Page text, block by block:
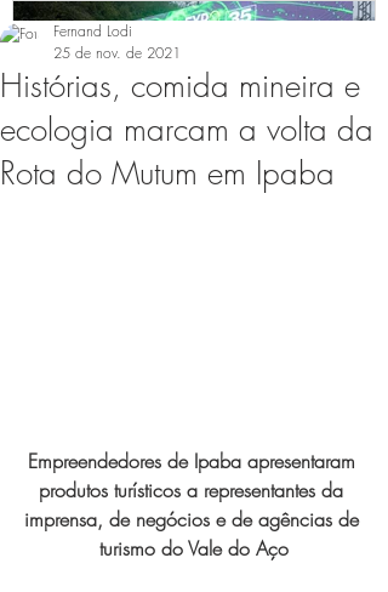
Histórias, comida mineira e
ecologia marcam a volta da
Rota do Mutum em Ipaba
Fernand Lodi
25 de nov. de 2021
Empreendedores de Ipaba apresentaram
produtos turísticos a representantes da
imprensa, de negócios e de agências de
turismo do Vale do Aço